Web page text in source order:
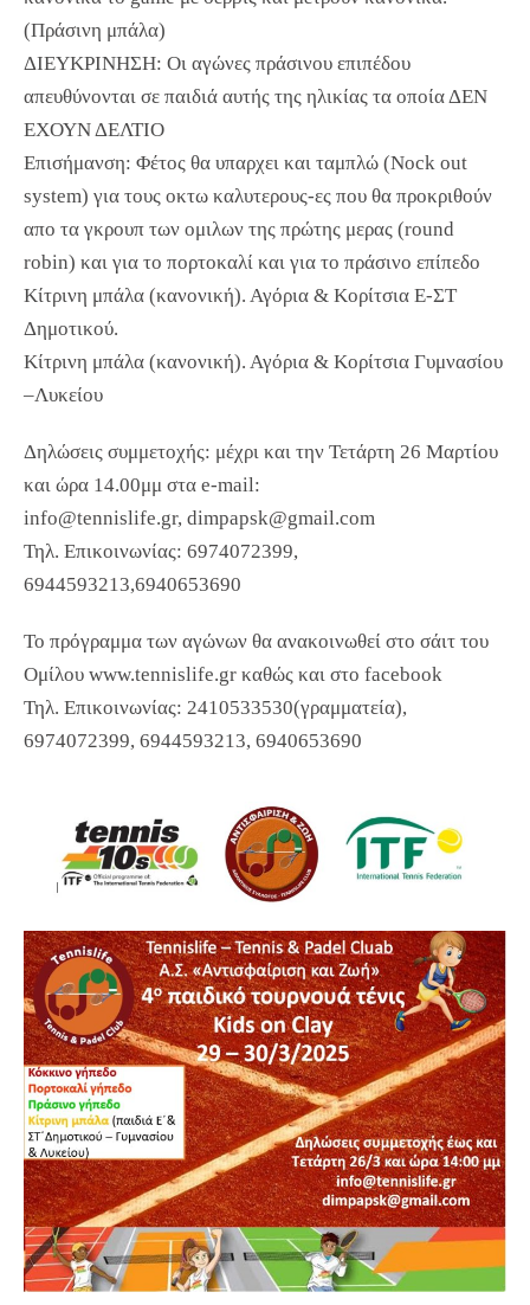
(Πράσινη μπάλα)
ΔΙΕΥΚΡΙΝΗΣΗ: Οι αγώνες πράσινου επιπέδου
απευθύνονται σε παιδιά αυτής της ηλικίας τα οποία ΔΕΝ
ΕΧΟΥΝ ΔΕΛΤΙΟ
Επισήμανση: Φέτος θα υπαρχει και ταμπλώ (Nock out
system) για τους οκτω καλυτερους-ες που θα προκριθούν
απο τα γκρουπ των ομιλων της πρώτης μερας (round
robin) και για το πορτοκαλί και για το πράσινο επίπεδο
Κίτρινη μπάλα (κανονική). Αγόρια & Κορίτσια Ε-ΣΤ
Δημοτικού.
Κίτρινη μπάλα (κανονική). Αγόρια & Κορίτσια Γυμνασίου
–Λυκείου
Δηλώσεις συμμετοχής: μέχρι και την Τετάρτη 26 Μαρτίου
και ώρα 14.00μμ στα e-mail:
info@tennislife.gr, dimpapsk@gmail.com
Τηλ. Επικοινωνίας: 6974072399,
6944593213,6940653690
Το πρόγραμμα των αγώνων θα ανακοινωθεί στο σάιτ του
Ομίλου www.tennislife.gr καθώς και στο facebook
Τηλ. Επικοινωνίας: 2410533530(γραμματεία),
6974072399, 6944593213, 6940653690